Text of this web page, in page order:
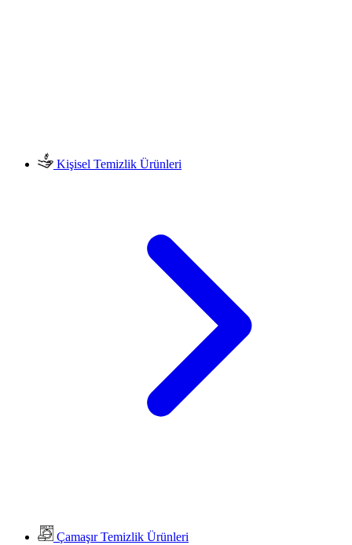
Kişisel Temizlik Ürünleri
Çamaşır Temizlik Ürünleri